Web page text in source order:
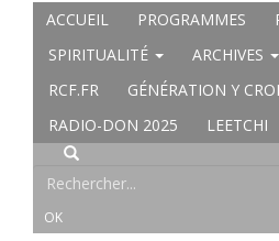
ACCUEIL PROGRAMMES
SPIRITUALITÉ
ARCHIVES
RCF.FR
GÉNÉRATION Y
RADIO-DON 2025
LEETCHI